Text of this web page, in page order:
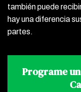
también puede
hay una diferencia
partes.
Programe